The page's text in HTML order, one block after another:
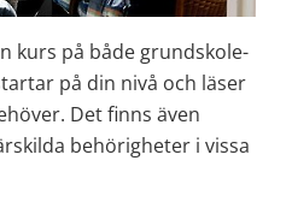
kurs på både grundskole-
på din nivå och läser
Det finns även
behörigheter i vissa